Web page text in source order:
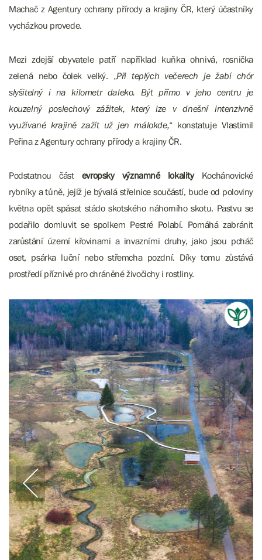
Machač z Agentury ochrany přírody a krajiny ČR, který účastníky
vycházkou provede.
Mezi zdejší obyvatele patří například kuňka ohnivá, rosnička
zelená nebo čolek velký. „Při teplých večerech je žabí chór
slyšitelný i na kilometr daleko. Být přímo v jeho centru je
kouzelný poslechový zážitek, který lze v dnešní intenzivně
využívané krajině zažít už jen málokde,“ konstatuje Vlastimil
Peřina z Agentury ochrany přírody a krajiny ČR.
Podstatnou část evropsky významné lokalityKochánovické
rybníky a tůně, jejíž je bývalá střelnice součástí, bude od poloviny
května opět spásat stádo skotského náhorního skotu. Pastvu se
podařilo domluvit se spolkem Pestré Polabí. Pomáhá zabránit
zarůstání území křovinami a invazními druhy, jako jsou pcháč
oset, psárka luční nebo střemcha pozdní. Díky tomu zůstává
prostředí příznivé pro chráněné živočichy i rostliny.